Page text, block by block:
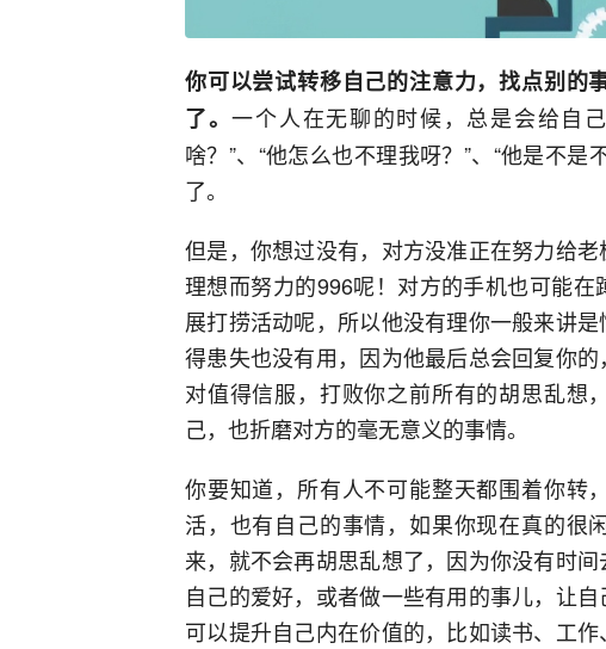
你可以尝试转移自己的注意力，找点别的
了。一个人在无聊的时候，总是会给自
啥？”、“他怎么也不理我呀？”、“他是不
了。
但是，你想过没有，对方没准正在努力给
理想而努力的996呢！对方的手机也可能
展打捞活动呢，所以他没有理你一般来讲
得患失也没有用，因为他最后总会回复你
对值得信服，打败你之前所有的胡思乱想
己，也折磨对方的毫无意义的事情。
你要知道，所有人不可能整天都围着你转
活，也有自己的事情，如果你现在真的很
来，就不会再胡思乱想了，因为你没有时
自己的爱好，或者做一些有用的事儿，让
可以提升自己内在价值的，比如读书、工